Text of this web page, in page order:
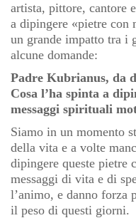
artista, pittore, cantore
a dipingere «pietre con
un grande impatto tra i
alcune domande:
Padre Kubrianus, da
Cosa l’ha spinta a
messaggi spirituali
Siamo in un momento
della vita e a volte
dipingere queste pietre
messaggi di vita e di
l’animo, e danno forza
il peso di questi giorni.